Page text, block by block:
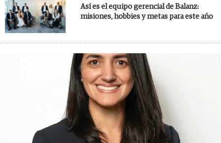
Así es el equipo gerencial de Balanz:
misiones, hobbies y metas para este año